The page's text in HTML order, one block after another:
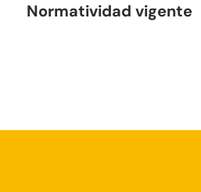
Normatividad vigente